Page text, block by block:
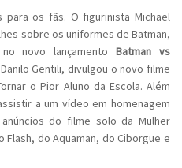
os fãs. O figurinista Michael
sobre os uniformes de Batman,
novo lançamento Batman vs
Gentili, divulgou o novo filme
o Pior Aluno da Escola. Além
a um vídeo em homenagem
do filme solo da Mulher
Flash, do Aquaman, do Ciborgue e